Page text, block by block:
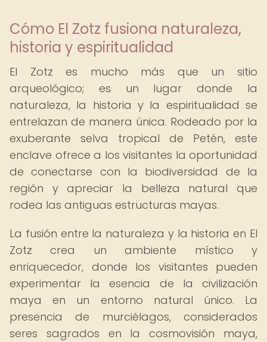
Cómo El Zotz fusiona naturaleza,
historia y espiritualidad
El Zotz es mucho más que un sitio
arqueológico; es un lugar donde la
naturaleza, la historia y la espiritualidad se
entrelazan de manera única. Rodeado por la
exuberante selva tropical de Petén, este
enclave ofrece a los visitantes la oportunidad
de conectarse con la biodiversidad de la
región y apreciar la belleza natural que
rodea las antiguas estructuras mayas.
La fusión entre la naturaleza y la historia en El
Zotz crea un ambiente místico y
enriquecedor, donde los visitantes pueden
experimentar la esencia de la civilización
maya en un entorno natural único. La
presencia de murciélagos, considerados
seres sagrados en la cosmovisión maya,